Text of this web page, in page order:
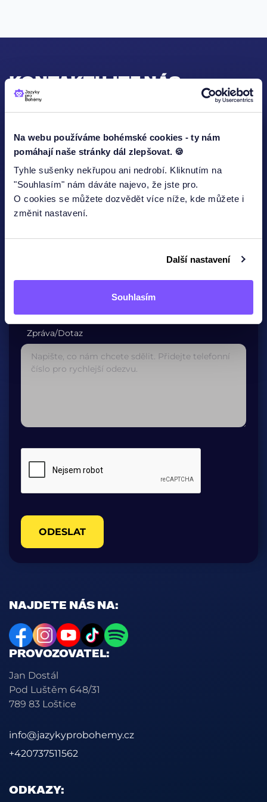
Na webu používáme bohémské cookies - ty nám
pomáhají naše stránky dál zlepšovat. 🍪
Tyhle sušenky nekřupou ani nedrobí. Kliknutím na
"Souhlasím" nám dáváte najevo, že jste pro.
O cookies se můžete dozvědět více níže, kde můžete i
změnit nastavení.
Další nastavení
Souhlasím
NAJDETE NÁS NA:
PROVOZOVATEL:
Jan Dostál
Pod Luštěm 648/31
789 83 Loštice
info@jazykyprobohemy.cz
+420737511562
ODKAZY:
KONTAKTUJTE NÁS
Jméno
E-mailová adresa*
Zpráva/Dotaz
ODESLAT